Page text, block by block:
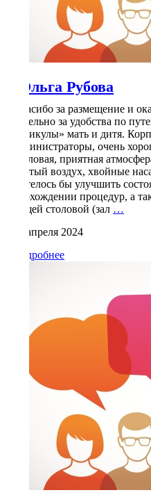
Ольга Рубова
Спасибо за размещение и
отдельно за удобства по
каникулы» мать и дитя.
администраторы, очень
столовая, приятная
чистый воздух, хвойные
Хотелось бы улучшить
прохождении процедур, а
общей столовой (зал …
14 апреля 2024
Подробнее